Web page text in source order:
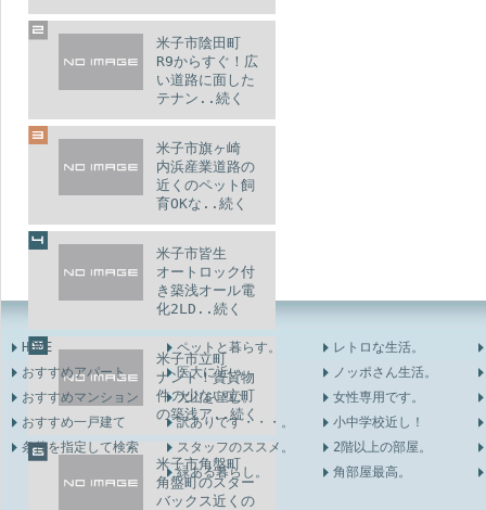
米子市陰田町
R9からすぐ！広
い道路に面した
テナン..続く
米子市旗ヶ崎
内浜産業道路の
近くのペット飼
育OKな..続く
米子市皆生
オートロック付
き築浅オール電
化2LD..続く
米子市立町
ナント！賃貸物
件の少ない立町
の築浅ア..続く
米子市角盤町
角盤町のスター
バックス近くの
HOME
おすすめアパート
おすすめマンション
おすすめ一戸建て
条件を指定して検索
ペットと暮らす。
医大に近い
大山を望む。
訳ありです・・・。
スタッフのススメ。
緑ある暮らし。
レトロな生活。
ノッポさん生活。
女性専用です。
小中学校近し！
2階以上の部屋。
角部屋最高。